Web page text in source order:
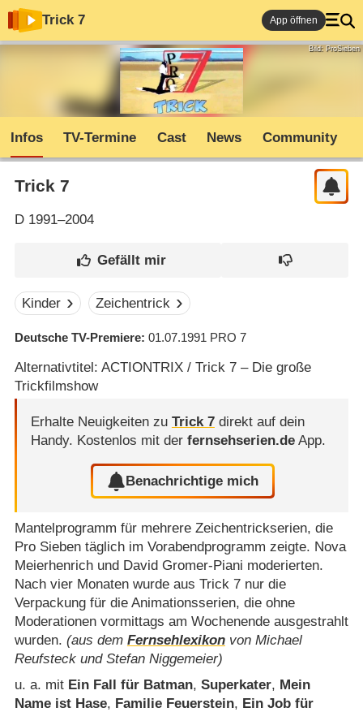
Trick 7 App öffnen
Bild: ProSieben
Infos TV-Termine Cast News Community
Trick 7
D1991–2004
Kinder Zeichentrick
Deutsche TV-Premiere 01.07.1991 PRO 7
Alternativtitel: ACTIONTRIX / Trick 7 – Die große
Trickfilmshow
Erhalte Neuigkeiten zu Trick 7direkt auf dein
Handy. Kostenlos mit der fernsehserien.deApp.
Benachrichtige mich
Mantelprogramm für mehrere Zeichentrickserien, die
Pro Sieben täglich im Vorabendprogramm zeigte. Nova
Meierhenrich und David Gromer-Piani moderierten.
Nach vier Monaten wurde aus Trick 7 nur die
Verpackung für die Animationsserien, die ohne
Moderationen vormittags am Wochenende ausgestrahlt
wurden. (aus dem Fernsehlexikonvon Michael
Reufsteck und Stefan Niggemeier)
u. a. mit Ein Fall für Batman, Superkater, Mein
Name ist Hase, Familie Feuerstein, Ein Job für